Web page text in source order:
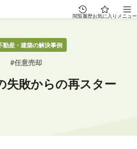
閲覧履歴お気に入り メニュー
動産・建築の解決事例
任意売却
失敗からの再スター